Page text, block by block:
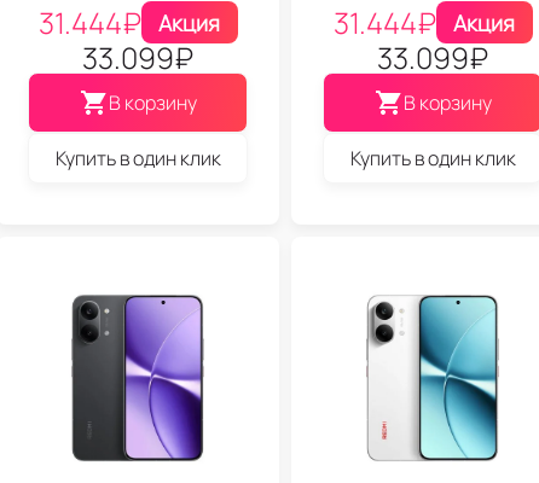
31.444₽ Акция
33.099₽
В корзину
Купить в один клик
31.444₽ Акция
33.099₽
В корзину
Купить в один клик